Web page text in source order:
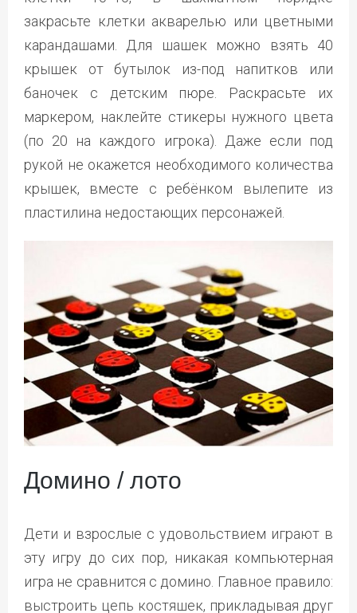
закрасьте клетки акварелью или цветными
карандашами. Для шашек можно взять 40
крышек от бутылок из-под напитков или
баночек с детским пюре. Раскрасьте их
маркером, наклейте стикеры нужного цвета
(по 20 на каждого игрока). Даже если под
рукой не окажется необходимого количества
крышек, вместе с ребёнком вылепите из
пластилина недостающих персонажей.
Домино / лото
Дети и взрослые с удовольствием играют в
эту игру до сих пор, никакая компьютерная
игра не сравнится с домино. Главное правило:
выстроить цепь костяшек, прикладывая друг